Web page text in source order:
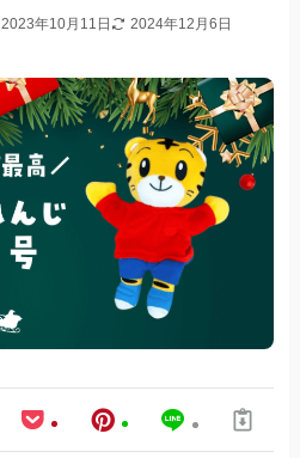
2023年10月11日 2024年12月6日